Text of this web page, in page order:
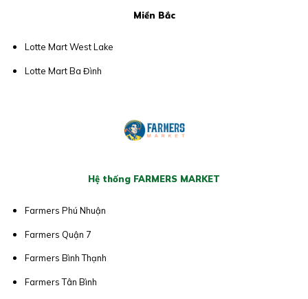
Miền Bắc
Lotte Mart West Lake
Lotte Mart Ba Đình
Hệ thống FARMERS MARKET
Farmers Phú Nhuận
Farmers Quận 7
Farmers Bình Thạnh
Farmers Tân Bình